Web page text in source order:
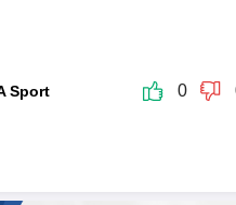
Sport 0